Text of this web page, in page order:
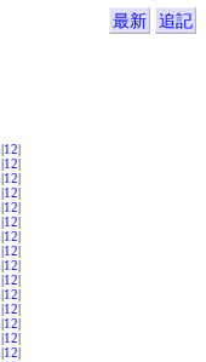
最新 追記
|12|
|12|
|12|
|12|
|12|
|12|
|12|
|12|
|12|
|12|
|12|
|12|
|12|
|12|
|12|